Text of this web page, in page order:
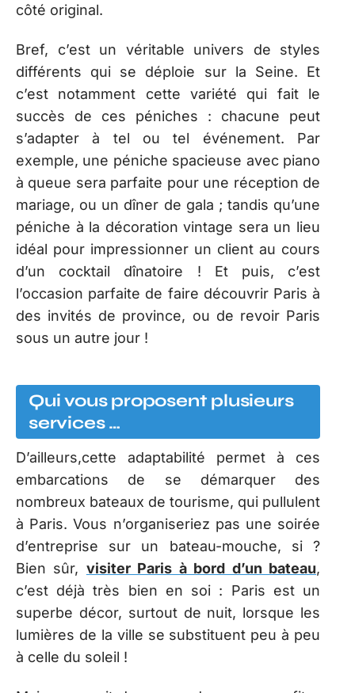
côté original.
Bref, c’est un véritable univers de styles
différents qui se déploie sur la Seine. Et
c’est notamment cette variété qui fait le
succès de ces péniches : chacune peut
s’adapter à tel ou tel événement. Par
exemple, une péniche spacieuse avec piano
à queue sera parfaite pour une réception de
mariage, ou un dîner de gala ; tandis qu’une
péniche à la décoration vintage sera un lieu
idéal pour impressionner un client au cours
d’un cocktail dînatoire ! Et puis, c’est
l’occasion parfaite de faire découvrir Paris à
des invités de province, ou de revoir Paris
sous un autre jour !
Qui vous proposent plusieurs
services …
D’ailleurs,cette adaptabilité permet à ces
embarcations de se démarquer des
nombreux bateaux de tourisme, qui pullulent
à Paris. Vous n’organiseriez pas une soirée
d’entreprise sur un bateau-mouche, si ?
Bien sûr, visiter Paris à bord d’un bateau,
c’est déjà très bien en soi : Paris est un
superbe décor, surtout de nuit, lorsque les
lumières de la ville se substituent peu à peu
à celle du soleil !